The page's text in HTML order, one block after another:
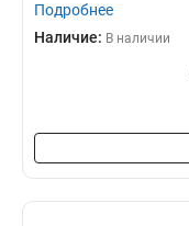
Подробнее
Наличие: В наличии